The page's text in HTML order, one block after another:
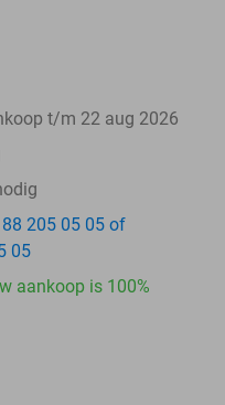
t/m 22 aug 2026
88 205 05 05 of
05
aankoop is 100%